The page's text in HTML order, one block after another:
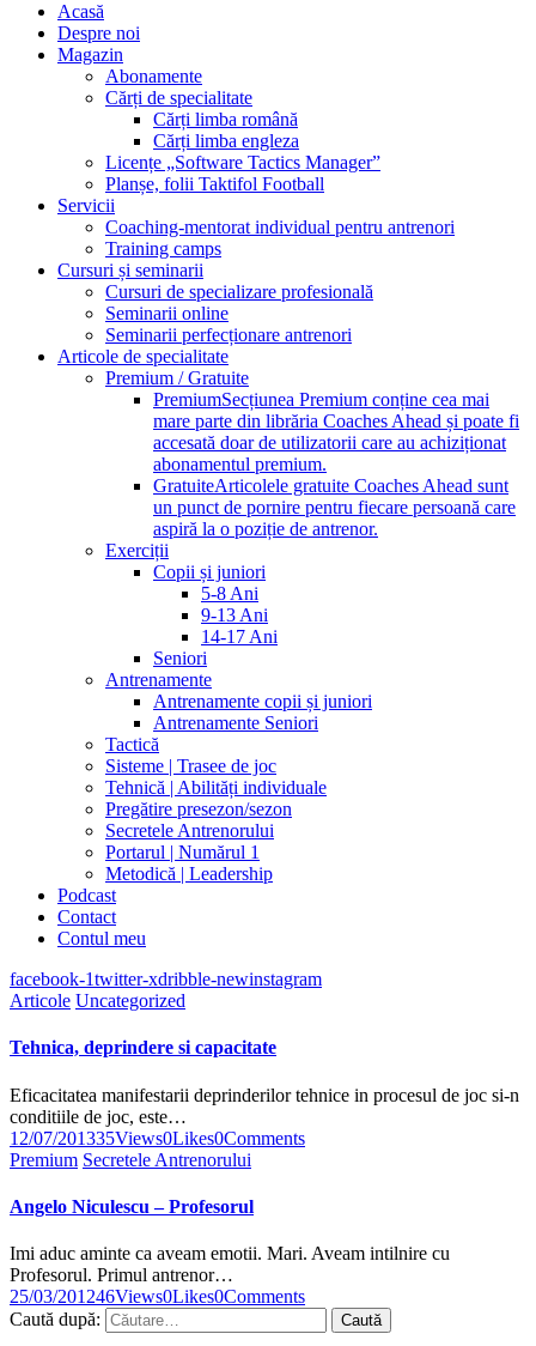
Acasă
Despre noi
Magazin
Abonamente
Cărți de specialitate
Cărți limba română
Cărți limba engleza
Licențe „Software Tactics Manager”
Planșe, folii Taktifol Football
Servicii
Coaching-mentorat individual pentru antrenori
Training camps
Cursuri și seminarii
Cursuri de specializare profesională
Seminarii online
Seminarii perfecționare antrenori
Articole de specialitate
Premium / Gratuite
PremiumSecțiunea Premium conține cea mai
mare parte din librăria Coaches Ahead și poate fi
accesată doar de utilizatorii care au achiziționat
abonamentul premium.
GratuiteArticolele gratuite Coaches Ahead sunt
un punct de pornire pentru fiecare persoană care
aspiră la o poziție de antrenor.
Exerciții
Copii și juniori
5-8 Ani
9-13 Ani
14-17 Ani
Seniori
Antrenamente
Antrenamente copii și juniori
Antrenamente Seniori
Tactică
Sisteme | Trasee de joc
Tehnică | Abilități individuale
Pregătire presezon/sezon
Secretele Antrenorului
Portarul | Numărul 1
Metodică | Leadership
Podcast
Contact
Contul meu
facebook-1twitter-xdribble-newinstagram
Articole Uncategorized
Tehnica, deprindere si capacitate
Eficacitatea manifestarii deprinderilor tehnice in procesul de joc si-n
conditiile de joc, este…
12/07/201335Views0Likes0Comments
Premium Secretele Antrenorului
Angelo Niculescu – Profesorul
Imi aduc aminte ca aveam emotii. Mari. Aveam intilnire cu
Profesorul. Primul antrenor…
25/03/201246Views0Likes0Comments
Caută după: